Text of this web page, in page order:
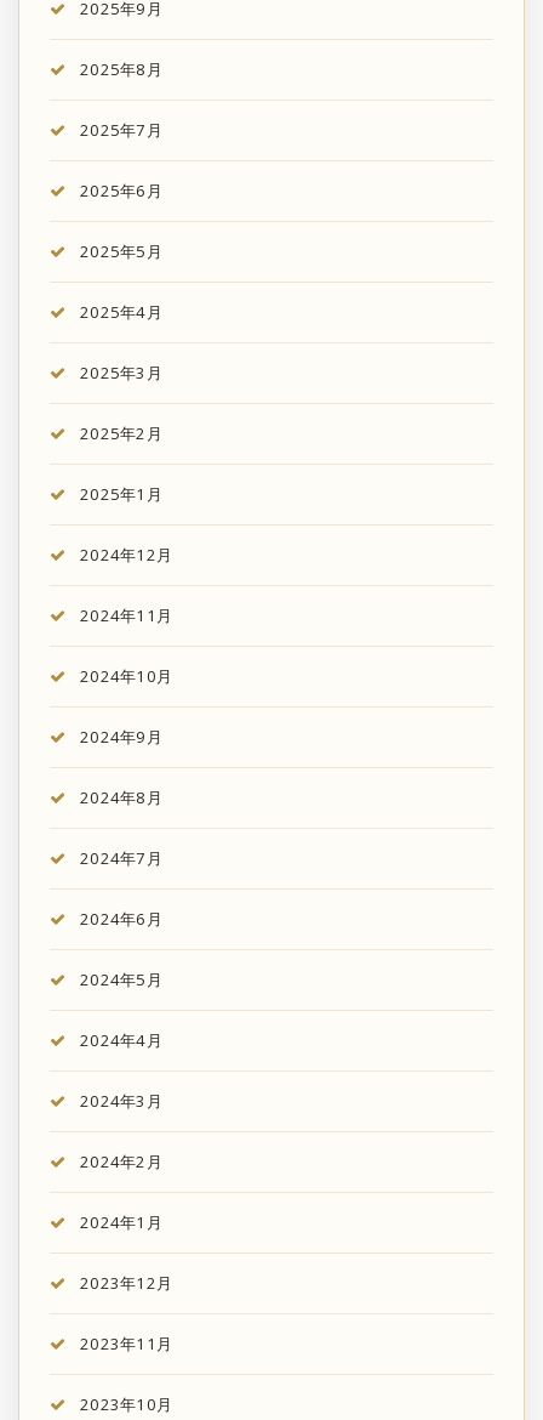
2025年9月
2025年8月
2025年7月
2025年6月
2025年5月
2025年4月
2025年3月
2025年2月
2025年1月
2024年12月
2024年11月
2024年10月
2024年9月
2024年8月
2024年7月
2024年6月
2024年5月
2024年4月
2024年3月
2024年2月
2024年1月
2023年12月
2023年11月
2023年10月